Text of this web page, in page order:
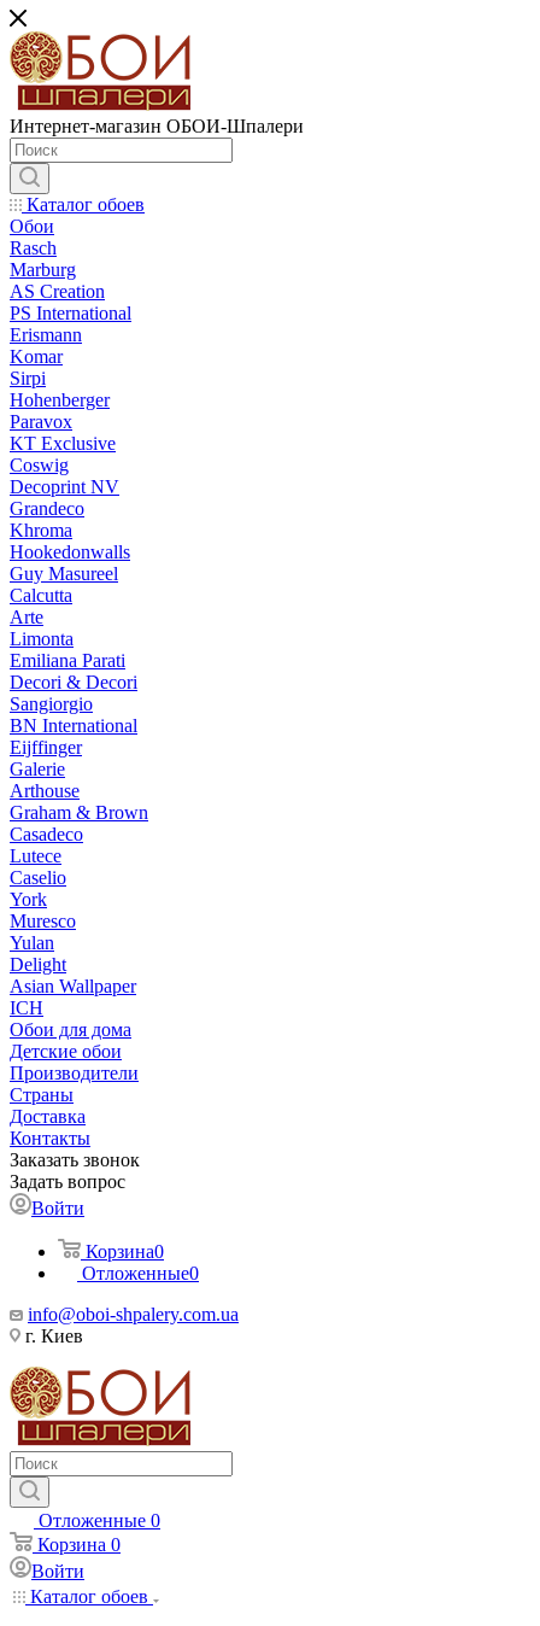
Интернет-магазин ОБОИ-Шпалери
Каталог обоев
Обои
Rasch
Marburg
AS Creation
PS International
Erismann
Komar
Sirpi
Hohenberger
Paravox
KT Exclusive
Coswig
Decoprint NV
Grandeco
Khroma
Hookedonwalls
Guy Masureel
Calcutta
Arte
Limonta
Emiliana Parati
Decori & Decori
Sangiorgio
BN International
Eijffinger
Galerie
Arthouse
Graham & Brown
Casadeco
Lutece
Caselio
York
Muresco
Yulan
Delight
Asian Wallpaper
ICH
Обои для дома
Детские обои
Производители
Страны
Доставка
Контакты
Заказать звонок
Задать вопрос
Войти
Корзина0
Отложенные0
info@oboi-shpalery.com.ua
г. Киев
Отложенные 0
Корзина 0
Войти
Каталог обоев